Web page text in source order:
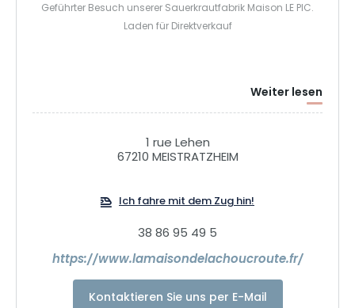
Geführter Besuch unserer Sauerkrautfabrik Maison LE PIC.
Laden für Direktverkauf
Weiter lesen
1 rue Lehen
67210 MEISTRATZHEIM
Ich fahre mit dem Zug hin!
38 86 95 49 5
https://www.lamaisondelachoucroute.fr/
Kontaktieren Sie uns per E-Mail